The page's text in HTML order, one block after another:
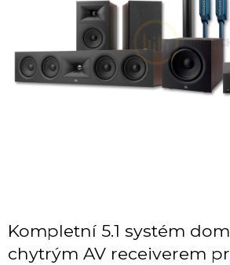
Kompletní 5.1 systém
chytrým AV receiverem